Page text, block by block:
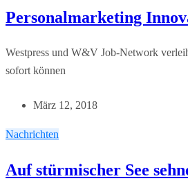
Personalmarketing
Westpress und W&V Job-Network
sofort können
März 12, 2018
Nachrichten
Auf stürmischer See